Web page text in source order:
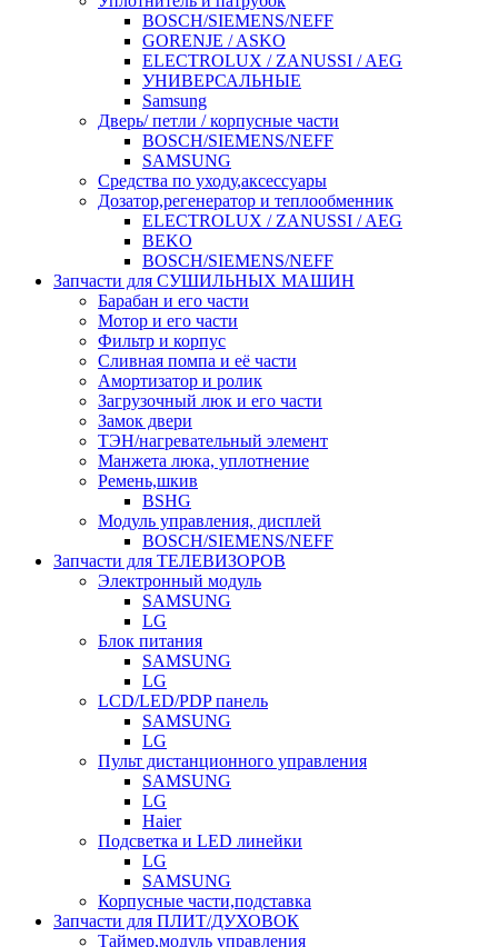
BOSCH/SIEMENS/NEFF
GORENJE / ASKO
ELECTROLUX / ZANUSSI / AEG
УНИВЕРСАЛЬНЫЕ
Samsung
Дверь/ петли / корпусные части
BOSCH/SIEMENS/NEFF
SAMSUNG
Средства по уходу,аксессуары
Дозатор,регенератор и теплообменник
ELECTROLUX / ZANUSSI / AEG
BEKO
BOSCH/SIEMENS/NEFF
Запчасти для СУШИЛЬНЫХ МАШИН
Барабан и его части
Мотор и его части
Фильтр и корпус
Сливная помпа и её части
Амортизатор и ролик
Загрузочный люк и его части
Замок двери
ТЭН/нагревательный элемент
Манжета люка, уплотнение
Ремень,шкив
BSHG
Модуль управления, дисплей
BOSCH/SIEMENS/NEFF
Запчасти для ТЕЛЕВИЗОРОВ
Электронный модуль
SAMSUNG
LG
Блок питания
SAMSUNG
LG
LCD/LED/PDP панель
SAMSUNG
LG
Пульт дистанционного управления
SAMSUNG
LG
Haier
Подсветка и LED линейки
LG
SAMSUNG
Корпусные части,подставка
Запчасти для ПЛИТ/ДУХОВОК
Таймер,модуль управления